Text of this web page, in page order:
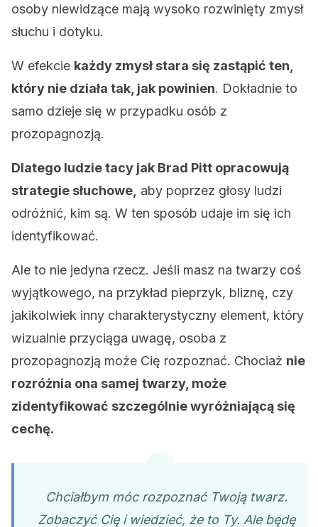
osoby niewidzące mają wysoko rozwinięty zmysł
słuchu i dotyku.
W efekcie każdy zmysł stara się zastąpić ten,
który nie działa tak, jak powinien. Dokładnie to
samo dzieje się w przypadku osób z
prozopagnozją.
Dlatego ludzie tacy jak Brad Pitt opracowują
strategie słuchowe, aby poprzez głosy ludzi
odróżnić, kim są. W ten sposób udaje im się ich
identyfikować.
Ale to nie jedyna rzecz. Jeśli masz na twarzy coś
wyjątkowego, na przykład pieprzyk, bliznę, czy
jakikolwiek inny charakterystyczny element, który
wizualnie przyciąga uwagę, osoba z
prozopagnozją może Cię rozpoznać. Chociaż nie
rozróżnia ona samej twarzy, może
zidentyfikować szczególnie wyróżniającą się
cechę.
Chciałbym móc rozpoznać Twoją twarz.
Zobaczyć Cię i wiedzieć, że to Ty. Ale będę